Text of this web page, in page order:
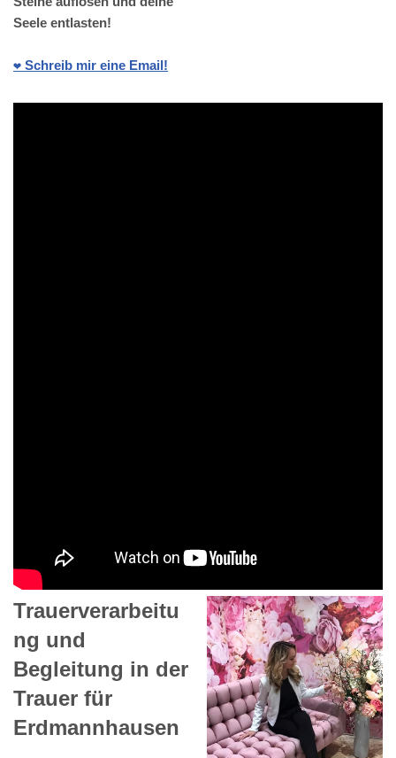
Seele entlasten!
❤️ Schreib mir eine Email!
Trauerverarbeitu
ng und
Begleitung in der
Trauer für
Erdmannhausen